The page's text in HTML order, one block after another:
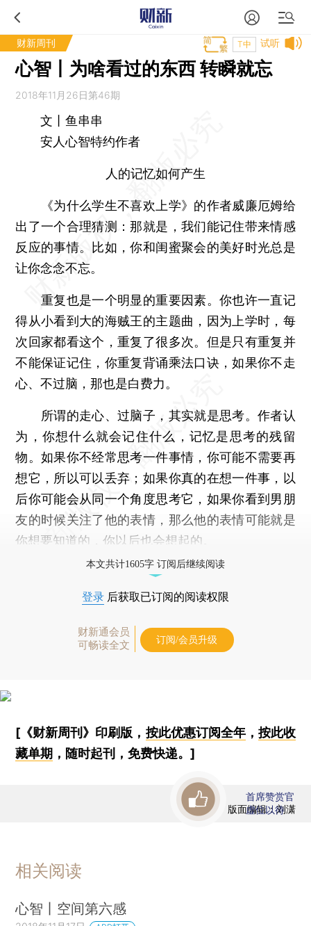
财新周刊 试听
T中
心智丨为啥看过的东西 转瞬就忘
2018年11月26日第46期
文丨鱼串串
安人心智特约作者
人的记忆如何产生
《为什么学生不喜欢上学》的作者威廉厄姆给
出了一个合理猜测：那就是，我们能记住带来情感
反应的事情。比如，你和闺蜜聚会的美好时光总是
让你念念不忘。
重复也是一个明显的重要因素。你也许一直记
得从小看到大的海贼王的主题曲，因为上学时，每
次回家都看这个，重复了很多次。但是只有重复并
不能保证记住，你重复背诵乘法口诀，如果你不走
心、不过脑，那也是白费力。
所谓的走心、过脑子，其实就是思考。作者认
为，你想什么就会记住什么，记忆是思考的残留
物。如果你不经常思考一件事情，你可能不需要再
想它，所以可以丢弃；如果你真的在想一件事，以
后你可能会从同一个角度思考它，如果你看到男朋
友的时候关注了他的表情，那么他的表情可能就是
你想要知道的，你以后也会想起的。
本文共计1605字 订阅后继续阅读
登录 后获取已订阅的阅读权限
财新通会员
可畅读全文
订阅/会员升级
[《财新周刊》印刷版， 按此优惠订阅全年， 按此收
藏单期 ，随时起刊，免费快递。]
版面编辑：刘潇
首席赞赏官
虚位以待
相关阅读
心智丨空间第六感